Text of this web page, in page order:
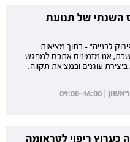
השנתי של תנועת
לבנייה" - בתוך מציאות
אנו מזמינים אתכם למפגש
עוגנים ובמציאת תקווה.